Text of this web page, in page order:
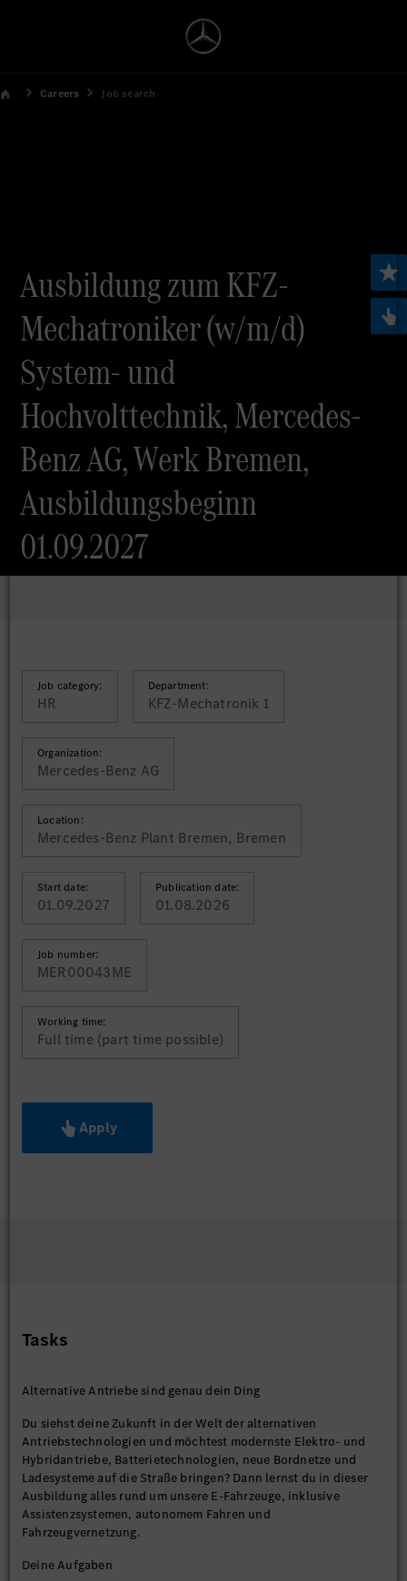
Careers Job search
Ausbildung zum KFZ-
Mechatroniker (w/m/d)
System- und
Hochvolttechnik, Mercedes-
Benz AG, Werk Bremen,
Ausbildungsbeginn
01.09.2027
Job category:
HR
Department:
KFZ-Mechatronik 1
Organization:
Mercedes-Benz AG
Location:
Mercedes-Benz Plant Bremen, Bremen
Start date:
01.09.2027
Publication date:
01.08.2026
Job number:
MER00043ME
Working time:
Full time (part time possible)
Apply
Tasks
Alternative Antriebe sind genau dein Ding
Du siehst deine Zukunft in der Welt der alternativen
Antriebstechnologien und möchtest modernste Elektro- und
Hybridantriebe, Batterietechnologien, neue Bordnetze und
Ladesysteme auf die Straße bringen? Dann lernst du in dieser
Ausbildung alles rund um unsere E-Fahrzeuge, inklusive
Assistenzsystemen, autonomem Fahren und
Fahrzeugvernetzung.
Deine Aufgaben